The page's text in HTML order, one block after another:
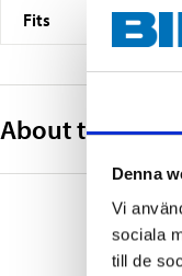
Denna
Vi
sociala
till de
Fits
About the